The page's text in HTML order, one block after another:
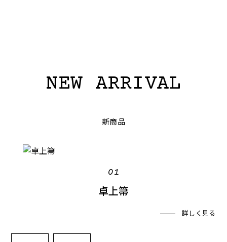
NEW ARRIVAL
新商品
01
卓上箒
詳しく見る